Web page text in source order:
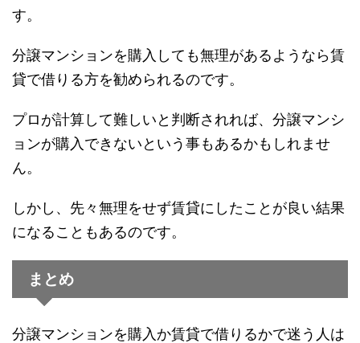
す。
分譲マンションを購入しても無理があるようなら賃
貸で借りる方を勧められるのです。
プロが計算して難しいと判断されれば、分譲マンシ
ョンが購入できないという事もあるかもしれませ
ん。
しかし、先々無理をせず賃貸にしたことが良い結果
になることもあるのです。
まとめ
分譲マンションを購入か賃貸で借りるかで迷う人は